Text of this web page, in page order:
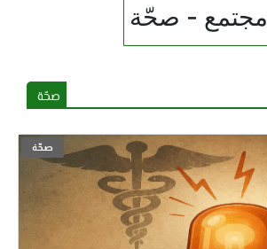
مجتمع - صحّة
صحّة
صحّة